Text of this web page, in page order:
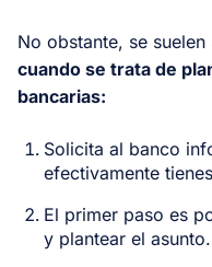
No obstante, se
cuando se trata de
bancarias:
Solicita al banco
efectivamente
El primer paso es
y plantear el asunto.